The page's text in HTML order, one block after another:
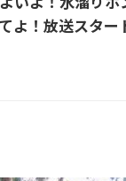
よ！放送スター